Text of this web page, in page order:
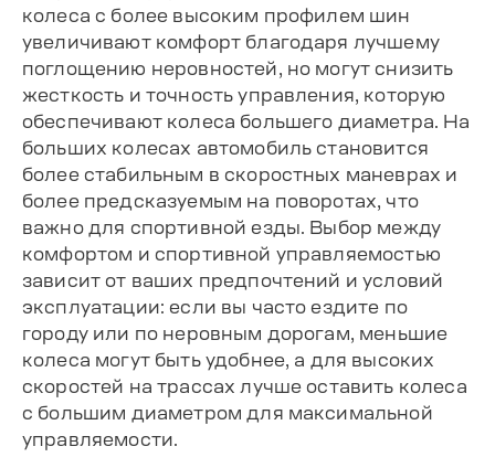
колеса с более высоким профилем шин
увеличивают комфорт благодаря лучшему
поглощению неровностей, но могут снизить
жесткость и точность управления, которую
обеспечивают колеса большего диаметра. На
больших колесах автомобиль становится
более стабильным в скоростных маневрах и
более предсказуемым на поворотах, что
важно для спортивной езды. Выбор между
комфортом и спортивной управляемостью
зависит от ваших предпочтений и условий
эксплуатации: если вы часто ездите по
городу или по неровным дорогам, меньшие
колеса могут быть удобнее, а для высоких
скоростей на трассах лучше оставить колеса
с большим диаметром для максимальной
управляемости.